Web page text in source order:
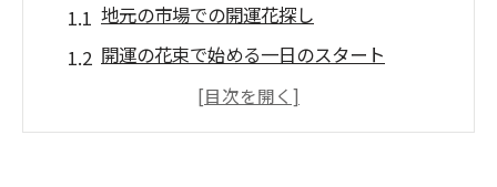
地元の市場での開運花探し
開運の花束で始める一日のスタート
神奈川県の花屋巡りで幸運を引き寄せる
地域の伝統と開運の関係を探る